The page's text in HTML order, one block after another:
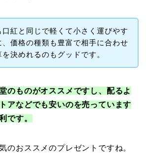
口紅と同じで軽くて小さく運びやす
、価格の種類も豊富で相手に合わせ
決めれるのもグッドです。
のものがオススメですし、配るよ
アなどでも安いのを売っています
です。
のおススメのプレゼントですね。